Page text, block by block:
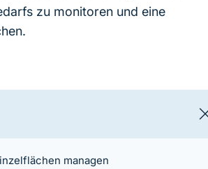
zu monitoren und eine
managen